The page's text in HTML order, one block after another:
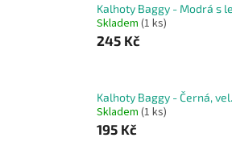
Kalhoty Baggy - Modrá s
Skladem (1 ks)
245 Kč
Kalhoty Baggy - Černá,
Skladem (1 ks)
195 Kč